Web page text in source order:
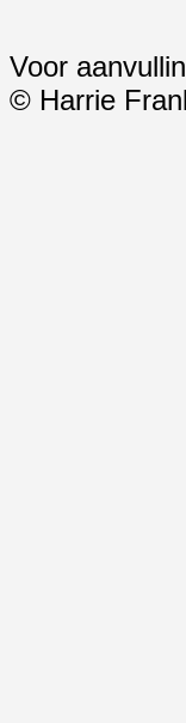
Voor
© Harrie